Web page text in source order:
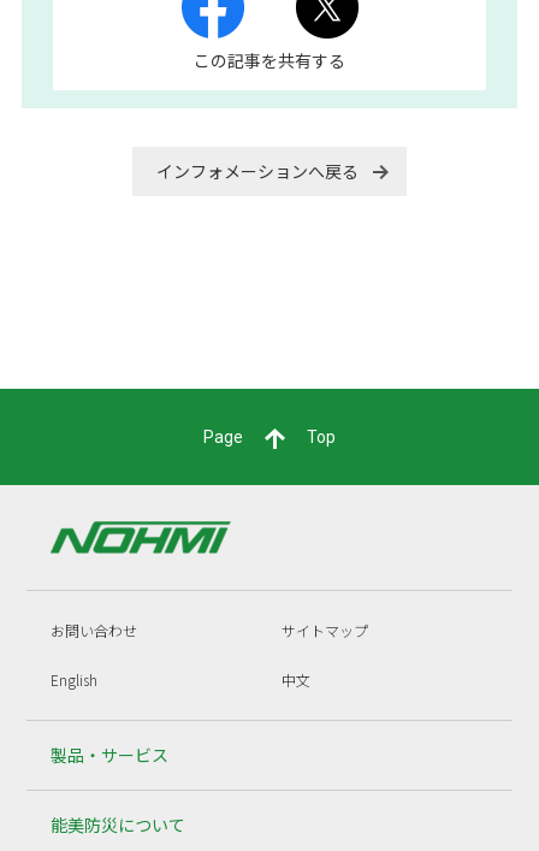
この記事を共有する
インフォメーションへ戻る
Page Top
お問い合わせ サイトマップ
English 中文
製品・サービス
能美防災について